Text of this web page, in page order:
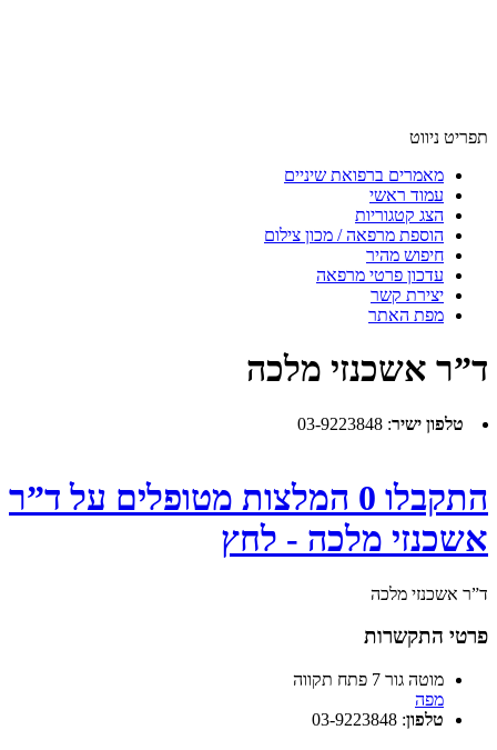
תפריט ניווט
מאמרים ברפואת שיניים
עמוד ראשי
הצג קטגוריות
הוספת מרפאה / מכון צילום
חיפוש מהיר
עדכון פרטי מרפאה
יצירת קשר
מפת האתר
ד”ר אשכנזי מלכה
טלפון ישיר:
03-9223848
התקבלו 0 המלצות מטופלים על ד”ר
אשכנזי מלכה - לחץ
ד”ר אשכנזי מלכה
פרטי התקשרות
מוטה גור 7 פתח תקווה
מפה
טלפון:
03-9223848